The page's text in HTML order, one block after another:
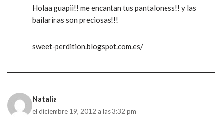
Holaa guapii!! me encantan tus pantaloness!! y las
bailarinas son preciosas!!!
sweet-perdition.blogspot.com.es/
Natalia
el diciembre 19, 2012 a las 3:32 pm